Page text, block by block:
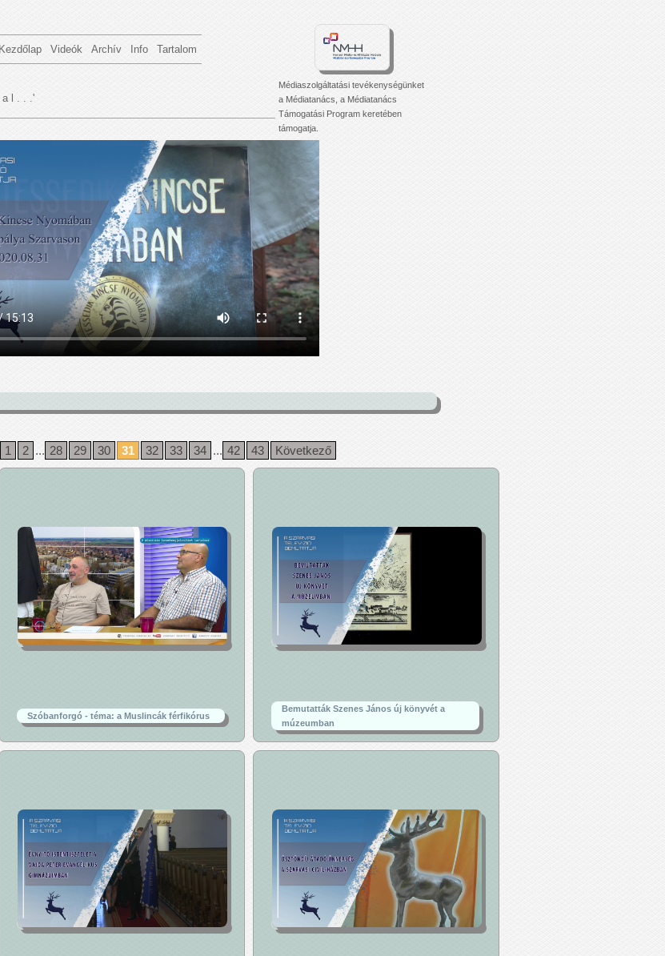
Kezdőlap Videók Archív Info Tartalom
l . . .'
Médiaszolgáltatási tevékenységünket
a Médiatanács, a Médiatanács
Támogatási Program keretében
támogatja.
1 2 ... 28 29 30 31 32 33 34 ... 42 43 Következő
Szóbanforgó - téma: a Muslincák férfikórus
Bemutatták Szenes János új könyvét a
múzeumban